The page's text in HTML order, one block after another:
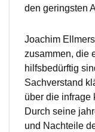
den geringsten
Joachim
zusammen, die
hilfsbedürftig
Sachverstand
über die infrage
Durch seine
und Nachteile